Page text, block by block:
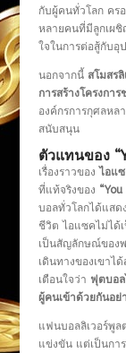
กับผู้คนทั่วโลก คร
หลายคนที่มีลูกเผชิ
ใจในการต่อสู้กับอุ
นอกจากนี้ สโมสร
การสร้างโครงกา
องค์กรการกุศลหล
สนับสนุน
ตัวแทนของ
เรื่องราวของ ไอแ
ที่แท้จริงของ
บอลทั่วโลกได้แสด
ชีวิต ไอแซคไม่ได้
เป็นสัญลักษณ์ของ
เดินทางของเขาไ
เตือนใจว่า ฟุตบอล
ผู้คนเข้าด้วยกันอย่
แฟนบอลลิเวอร์พู
แข่งขัน แต่เป็นกา